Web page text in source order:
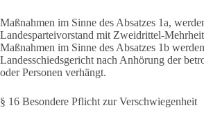
Maßnahmen im Sinne des Absatzes 1a,
Landesparteivorstand mit Zweidrittel-Mehrheit
Maßnahmen im Sinne des Absatzes 1b
Landesschiedsgericht nach Anhörung der
oder Personen verhängt.
§ 16 Besondere Pflicht zur Verschwiegenheit